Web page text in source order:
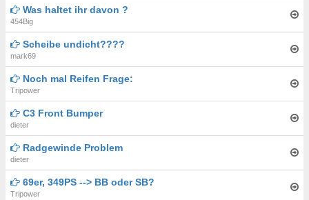
Was haltet ihr davon ?
454Big
Scheibe undicht????
mark69
Noch mal Reifen Frage:
Tripower
C3 Front Bumper
dieter
Radgewinde Problem
dieter
69er, 349PS --> BB oder SB?
Tripower